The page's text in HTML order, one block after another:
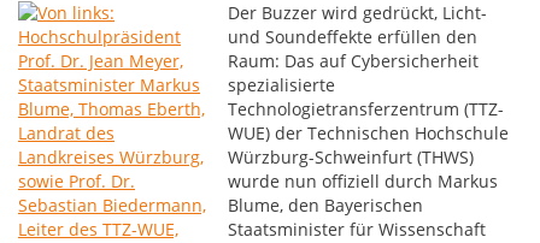
Der Buzzer wird gedrückt, Licht-
und Soundeffekte erfüllen den
Raum: Das auf Cybersicherheit
spezialisierte
Technologietransferzentrum (TTZ-
WUE) der Technischen Hochschule
Würzburg-Schweinfurt (THWS)
wurde nun offiziell durch Markus
Blume, den Bayerischen
Staatsminister für Wissenschaft